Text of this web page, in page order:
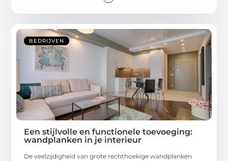
BEDRIJVEN
Een stijlvolle en functionele toevoeging:
wandplanken in je interieur
De veelzijdigheid van grote rechthoekige wandplanken